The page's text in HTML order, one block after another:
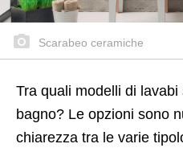
Scarabeo ceramiche
Tra quali modelli di lavabi
bagno? Le opzioni sono
chiarezza tra le varie